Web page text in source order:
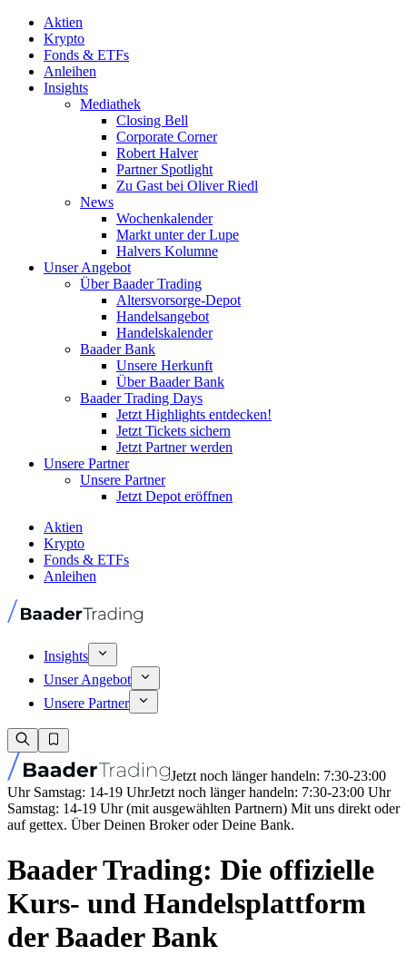
Aktien
Krypto
Fonds & ETFs
Anleihen
Insights
Mediathek
Closing Bell
Corporate Corner
Robert Halver
Partner Spotlight
Zu Gast bei Oliver Riedl
News
Wochenkalender
Markt unter der Lupe
Halvers Kolumne
Unser Angebot
Über Baader Trading
Altersvorsorge-Depot
Handelsangebot
Handelskalender
Baader Bank
Unsere Herkunft
Über Baader Bank
Baader Trading Days
Jetzt Highlights entdecken!
Jetzt Tickets sichern
Jetzt Partner werden
Unsere Partner
Unsere Partner
Jetzt Depot eröffnen
Aktien
Krypto
Fonds & ETFs
Anleihen
Insights
Unser Angebot
Unsere Partner
Jetzt noch länger handeln: 7:30-23:00
Uhr Samstag: 14-19 UhrJetzt noch länger handeln: 7:30-23:00 Uhr
Samstag: 14-19 Uhr (mit ausgewählten Partnern) Mit uns direkt oder
auf gettex. Über Deinen Broker oder Deine Bank.
Baader Trading: Die offizielle
Kurs- und Handelsplattform
der Baader Bank